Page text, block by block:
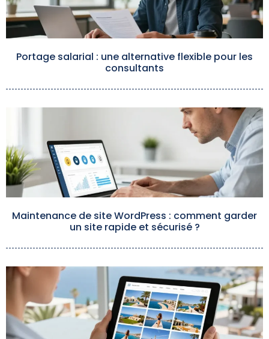
Portage salarial : une alternative flexible pour les
consultants
Maintenance de site WordPress : comment garder
un site rapide et sécurisé ?